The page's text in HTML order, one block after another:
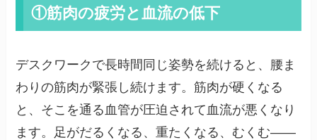
①筋肉の疲労と血流の低下
デスクワークで長時間同じ姿勢を続けると、腰ま
わりの筋肉が緊張し続けます。筋肉が硬くなる
と、そこを通る血管が圧迫されて血流が悪くなり
ます。足がだるくなる、重たくなる、むくむ——